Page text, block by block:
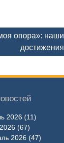
опора»: наши
достижения
2026 (11)
(67)
2026 (47)